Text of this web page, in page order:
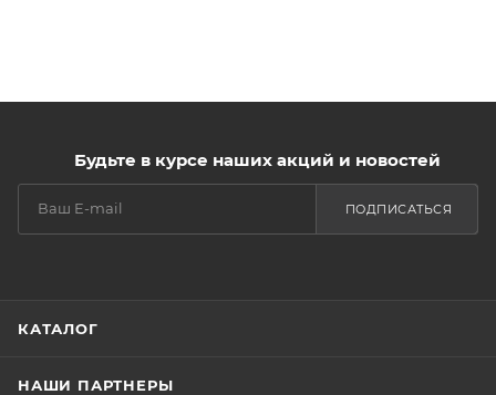
Будьте в курсе наших акций и новостей
ПОДПИСАТЬСЯ
КАТАЛОГ
НАШИ ПАРТНЕРЫ